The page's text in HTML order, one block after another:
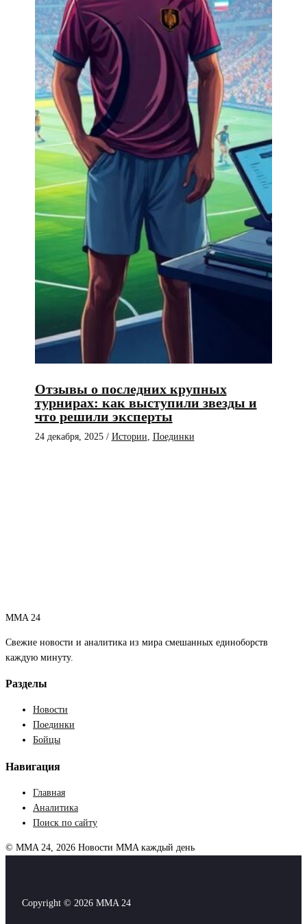
Отзывы о последних крупных
турнирах: как выступили звезды и
что решили эксперты
24 декабря, 2025 / Истории Поединки
MMA 24
Свежие новости и аналитика из мира смешанных единоборств
каждую минуту.
Разделы
Новости
Поединки
Бойцы
Навигация
Главная
Аналитика
Поиск по сайту
© MMA 24, 2026 Новости MMA каждый день
Copyright © 2026 MMA 24